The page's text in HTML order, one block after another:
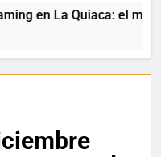
en La Quiaca: el